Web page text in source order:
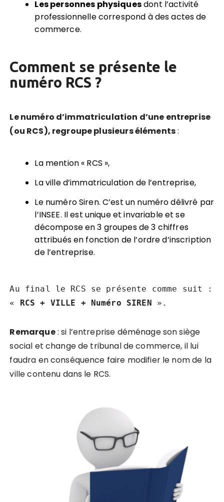
Les personnes physiquesdont l’activité
professionnelle correspond à des actes de
commerce.
Comment se présente le
numéro RCS ?
Le numéro d’immatriculation d’une entreprise
(ou RCS), regroupe plusieurs éléments:
La mention « RCS »,
La ville d’immatriculation de l’entreprise,
Le numéro Siren. C’est un numéro délivré par
l’INSEE. Il est unique et invariable et se
décompose en 3 groupes de 3 chiffres
attribués en fonction de l’ordre d’inscription
de l’entreprise.
Au final le RCS se présente comme suit :
«
RCS + VILLE + Numéro SIREN ».
Remarque: si l’entreprise déménage son siège
social et change de tribunal de commerce, il lui
faudra en conséquence faire modifier le nom de la
ville contenu dans le RCS.